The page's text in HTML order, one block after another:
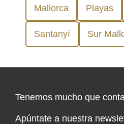
Mallorca Playas
Santanyí Sur
Tenemos mucho que
Apúntate a nuestra